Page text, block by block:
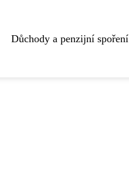
Důchody a penzijní spoření